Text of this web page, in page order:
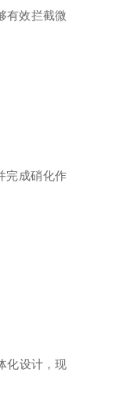
有效拦截微
完成硝化作
化设计，现